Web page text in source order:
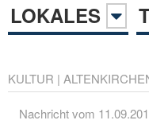
LOKALES
KULTUR |
Nachricht vom